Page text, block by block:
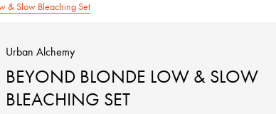
& Slow Bleaching Set
Urban Alchemy
BEYOND BLONDE LOW & SLOW
BLEACHING SET